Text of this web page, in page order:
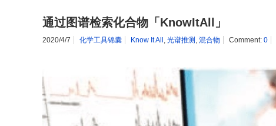
通过图谱检索化合物「KnowItAll」
2020/4/7 化学工具锦囊 Know It All , 光谱推测 , 混合物 Comment: 0